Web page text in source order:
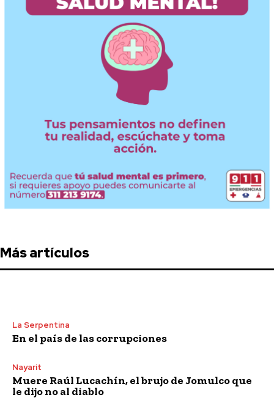
Más artículos
La Serpentina
En el país de las corrupciones
Nayarit
Muere Raúl Lucachín, el brujo de Jomulco que
le dijo no al diablo